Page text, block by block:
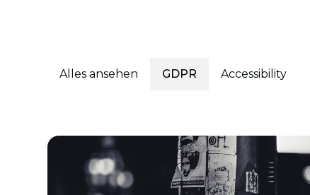
Alles ansehen GDPR Accessibility